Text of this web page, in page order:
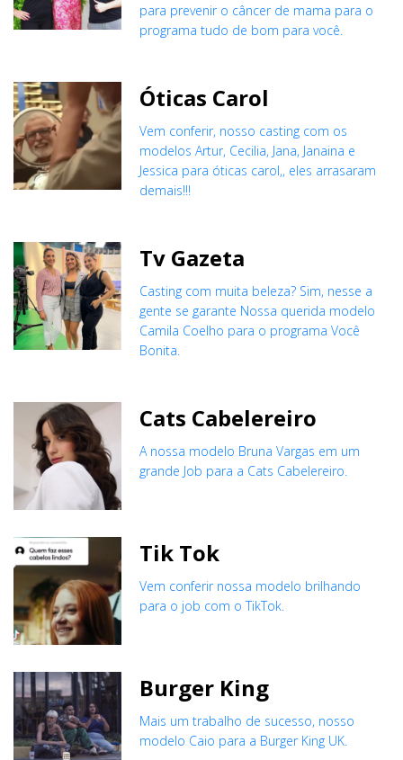
para prevenir o câncer de mama para o
programa tudo de bom para você.
Óticas Carol
Vem conferir, nosso casting com os
modelos Artur, Cecilia, Jana, Janaina e
Jessica para óticas carol,, eles arrasaram
demais!!!
Tv Gazeta
Casting com muita beleza? Sim, nesse a
gente se garante Nossa querida modelo
Camila Coelho para o programa Você
Bonita.
Cats Cabelereiro
A nossa modelo Bruna Vargas em um
grande Job para a Cats Cabelereiro.
Tik Tok
Vem conferir nossa modelo brilhando
para o job com o TikTok.
Burger King
Mais um trabalho de sucesso, nosso
modelo Caio para a Burger King UK.